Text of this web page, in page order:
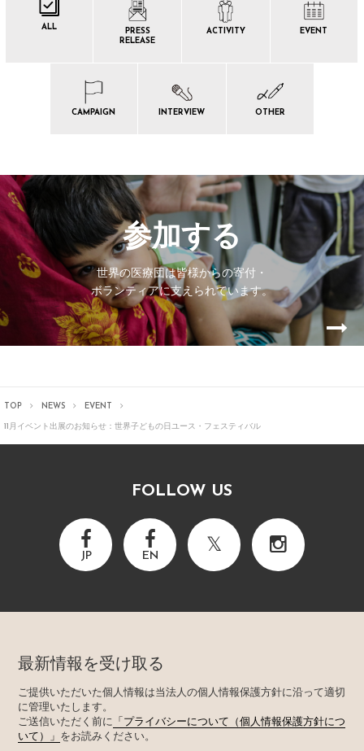
ALL
PRESS
RELEASE
ACTIVITY EVENT
CAMPAIGN INTERVIEW OTHER
参加する
世界の医療団は皆様からの寄付・
ボランティアに支えられています。
TOP NEWS EVENT
11月イベント出展のお知らせ：世界子どもの日ユース・フェスティバル
FOLLOW US
JP EN
最新情報を受け取る
ご提供いただいた個人情報は当法人の個人情報保護方針に沿って適切
に管理いたします。
ご送信いただく前に
「プライバシーについて（個人情報保護方針につ
いて）」 をお読みください。